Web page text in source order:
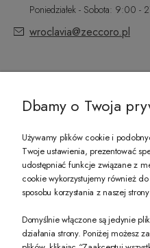
Poniedziałek - Sobota: 9:00 -
wroclavia@zeccoro.pl
PREZENT DLA CIEBIE!
-10% na pierwsze zakupy na
Dbamy o Twoja
Używamy plików cookie i
Twoje ustawienia, prezentować
udostępniać funkcje związane z
cookie wykorzystujemy również
sposobu korzystania z naszej
Domyślnie włączone są jedynie
działania strony. Poniżej możesz